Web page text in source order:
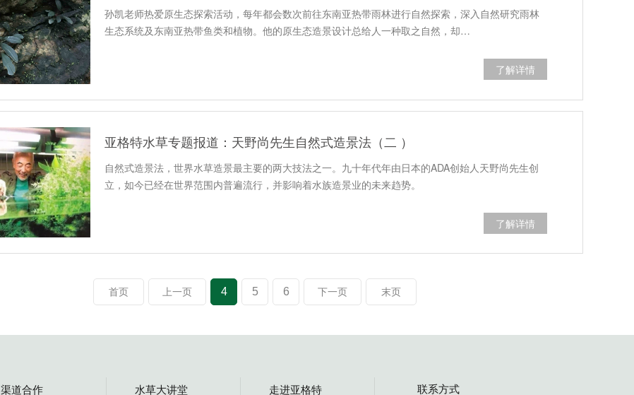
孙凯老师热爱原生态探索活动，每年都会数次前往东南亚热带雨林进行自然探索，深入自然研究雨林
生态系统及东南亚热带鱼类和植物。他的原生态造景设计总给人一种取之自然，却…
了解详情
亚格特水草专题报道：天野尚先生自然式造景法（二 ）
自然式造景法，世界水草造景最主要的两大技法之一。九十年代年由日本的ADA创始人天野尚先生创
立，如今已经在世界范围内普遍流行，并影响着水族造景业的未来趋势。
了解详情
首页 上一页 4 5 6 下一页 末页
渠道合作 水草大讲堂 走进亚格特 联系方式